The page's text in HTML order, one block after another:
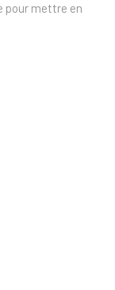
pour mettre en